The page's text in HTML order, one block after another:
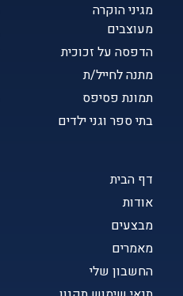
דף הבית
אודות
מבצעים
מאמרים
החשבון שלי
מגיני הוקרה
מעוצבים
הדפסה על זכוכית
מתנה לחייל/ת
תמונת פסיפס
בתי ספר וגני ילדים